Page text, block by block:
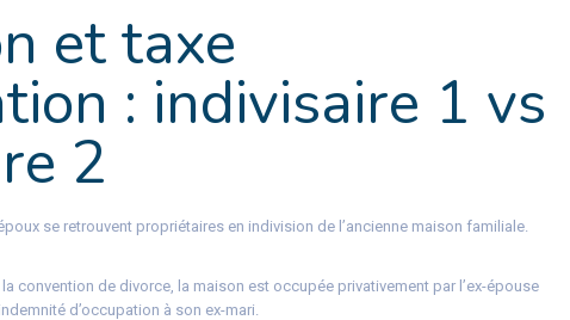
et taxe
: indivisaire 1 vs
2
se retrouvent propriétaires en indivision de l’ancienne maison familiale.
convention de divorce, la maison est occupée privativement par l’ex-épouse
d’occupation à son ex-mari.